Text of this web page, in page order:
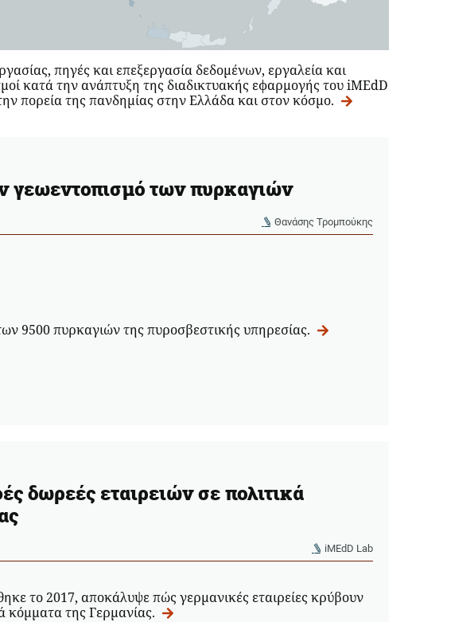
πηγές και επεξεργασία δεδομένων, εργαλεία και
κατά την ανάπτυξη της διαδικτυακής εφαρμογής του iMEdD
πορεία της πανδημίας στην Ελλάδα και στον κόσμο.
γεωεντοπισμό των πυρκαγιών
Θανάσης Τρομπούκης
9500 πυρκαγιών της πυροσβεστικής υπηρεσίας.
δωρεές εταιρειών σε πολιτικά
iMEdD Lab
το 2017, αποκάλυψε πώς γερμανικές εταιρείες κρύβουν
κόμματα της Γερμανίας.